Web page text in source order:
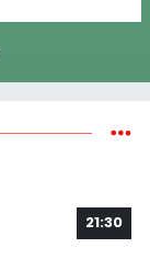
21:30